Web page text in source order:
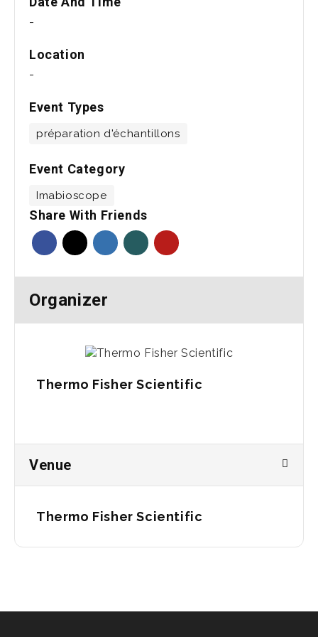
-
Location
-
Event Types
préparation d'échantillons
Event Category
Imabioscope
Share With Friends
Organizer
Thermo Fisher Scientific
Venue
Thermo Fisher Scientific